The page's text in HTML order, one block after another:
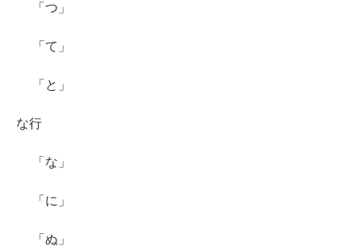
「つ」
「て」
「と」
な行
「な」
「に」
「ぬ」